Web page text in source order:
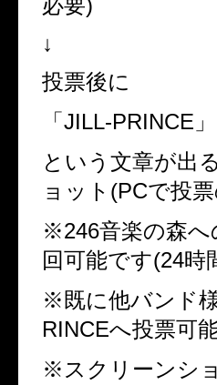
必要)
↓
投票後に
「JILL-PRINCE
という文章が出
ョット(PCで投
※246音楽の森へ
回可能です(24時
※既に他バンド
RINCEへ投票可
※スクリーンシ